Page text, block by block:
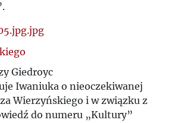
Giedroyc
Iwaniuka o nieoczekiwanej
Wierzyńskiego i w związku z
do numeru „Kultury”